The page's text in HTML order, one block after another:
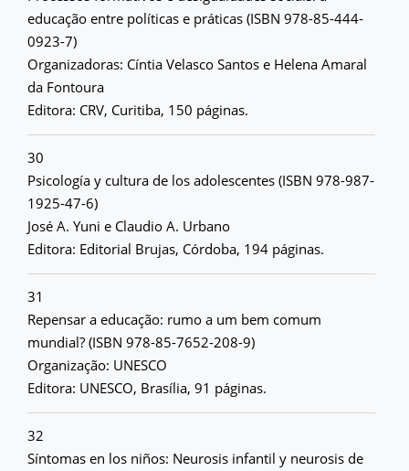
educação entre políticas e práticas (ISBN 978-85-444-
0923-7)
Organizadoras: Cíntia Velasco Santos e Helena Amaral
da Fontoura
Editora: CRV, Curitiba, 150 páginas.
30
Psicología y cultura de los adolescentes (ISBN 978-987-
1925-47-6)
José A. Yuni e Claudio A. Urbano
Editora: Editorial Brujas, Córdoba, 194 páginas.
31
Repensar a educação: rumo a um bem comum
mundial? (ISBN 978-85-7652-208-9)
Organização: UNESCO
Editora: UNESCO, Brasília, 91 páginas.
32
Síntomas en los niños: Neurosis infantil y neurosis de